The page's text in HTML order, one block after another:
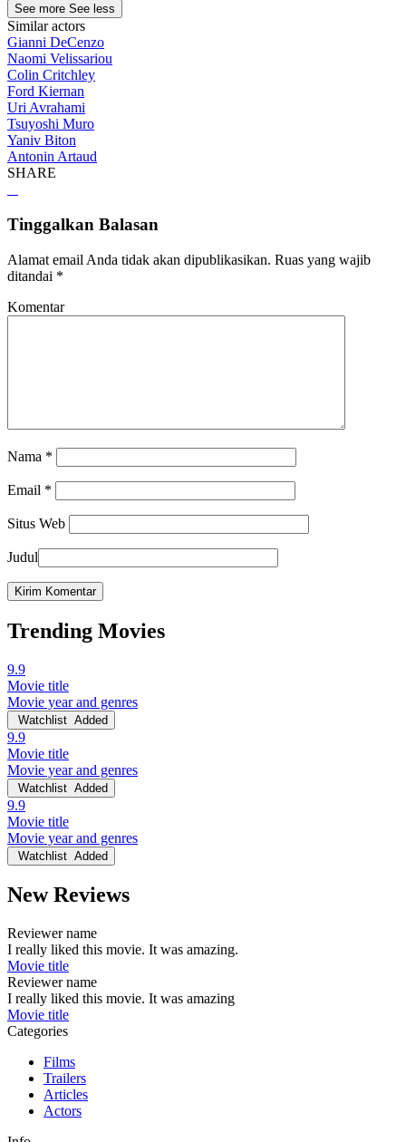
See more See less
Similar actors
Gianni DeCenzo
Naomi Velissariou
Colin Critchley
Ford Kiernan
Uri Avrahami
Tsuyoshi Muro
Yaniv Biton
Antonin Artaud
SHARE
Tinggalkan Balasan
Alamat email Anda tidak akan dipublikasikan. Ruas yang wajib
ditandai *
Komentar
Nama *
Email *
Situs Web
Judul
Trending Movies
9.9
Movie title
Movie year and genres
Watchlist Added
9.9
Movie title
Movie year and genres
Watchlist Added
9.9
Movie title
Movie year and genres
Watchlist Added
New Reviews
Reviewer name
I really liked this movie. It was amazing.
Movie title
Reviewer name
I really liked this movie. It was amazing
Movie title
Categories
Films
Trailers
Articles
Actors